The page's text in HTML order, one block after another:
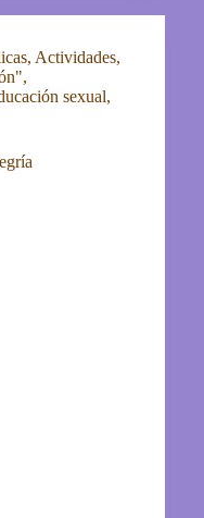
, Actividades,
,
sexual,